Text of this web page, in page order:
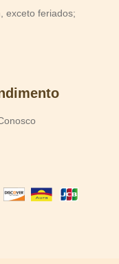
exceto feriados;